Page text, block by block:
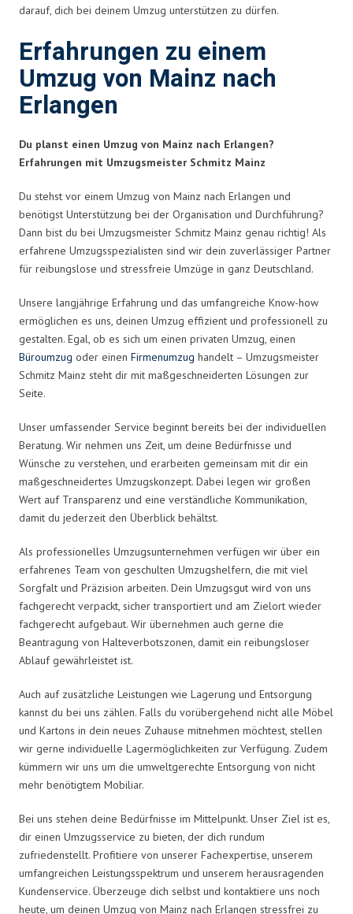
darauf, dich bei deinem Umzug unterstützen zu dürfen.
Erfahrungen zu einem
Umzug von Mainz nach
Erlangen
Du planst einen Umzug von Mainz nach Erlangen?
Erfahrungen mit Umzugsmeister Schmitz Mainz
Du stehst vor einem Umzug von Mainz nach Erlangen und
benötigst Unterstützung bei der Organisation und Durchführung?
Dann bist du bei Umzugsmeister Schmitz Mainz genau richtig! Als
erfahrene Umzugsspezialisten sind wir dein zuverlässiger Partner
für reibungslose und stressfreie Umzüge in ganz Deutschland.
Unsere langjährige Erfahrung und das umfangreiche Know-how
ermöglichen es uns, deinen Umzug effizient und professionell zu
gestalten. Egal, ob es sich um einen privaten Umzug, einen
Büroumzug oder einen Firmenumzug handelt – Umzugsmeister
Schmitz Mainz steht dir mit maßgeschneiderten Lösungen zur
Seite.
Unser umfassender Service beginnt bereits bei der individuellen
Beratung. Wir nehmen uns Zeit, um deine Bedürfnisse und
Wünsche zu verstehen, und erarbeiten gemeinsam mit dir ein
maßgeschneidertes Umzugskonzept. Dabei legen wir großen
Wert auf Transparenz und eine verständliche Kommunikation,
damit du jederzeit den Überblick behältst.
Als professionelles Umzugsunternehmen verfügen wir über ein
erfahrenes Team von geschulten Umzugshelfern, die mit viel
Sorgfalt und Präzision arbeiten. Dein Umzugsgut wird von uns
fachgerecht verpackt, sicher transportiert und am Zielort wieder
fachgerecht aufgebaut. Wir übernehmen auch gerne die
Beantragung von Halteverbotszonen, damit ein reibungsloser
Ablauf gewährleistet ist.
Auch auf zusätzliche Leistungen wie Lagerung und Entsorgung
kannst du bei uns zählen. Falls du vorübergehend nicht alle Möbel
und Kartons in dein neues Zuhause mitnehmen möchtest, stellen
wir gerne individuelle Lagermöglichkeiten zur Verfügung. Zudem
kümmern wir uns um die umweltgerechte Entsorgung von nicht
mehr benötigtem Mobiliar.
Bei uns stehen deine Bedürfnisse im Mittelpunkt. Unser Ziel ist es,
dir einen Umzugsservice zu bieten, der dich rundum
zufriedenstellt. Profitiere von unserer Fachexpertise, unserem
umfangreichen Leistungsspektrum und unserem herausragenden
Kundenservice. Überzeuge dich selbst und kontaktiere uns noch
heute, um deinen Umzug von Mainz nach Erlangen stressfrei zu